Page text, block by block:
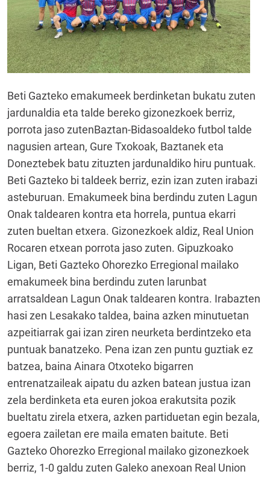
Beti Gazteko emakumeek berdinketan bukatu zuten
jardunaldia eta talde bereko gizonezkoek berriz,
porrota jaso zutenBaztan-Bidasoaldeko futbol talde
nagusien artean, Gure Txokoak, Baztanek eta
Doneztebek batu zituzten jardunaldiko hiru puntuak.
Beti Gazteko bi taldeek berriz, ezin izan zuten irabazi
asteburuan. Emakumeek bina berdindu zuten Lagun
Onak taldearen kontra eta horrela, puntua ekarri
zuten bueltan etxera. Gizonezkoek aldiz, Real Union
Rocaren etxean porrota jaso zuten. Gipuzkoako
Ligan, Beti Gazteko Ohorezko Erregional mailako
emakumeek bina berdindu zuten larunbat
arratsaldean Lagun Onak taldearen kontra. Irabazten
hasi zen Lesakako taldea, baina azken minutuetan
azpeitiarrak gai izan ziren neurketa berdintzeko eta
puntuak banatzeko. Pena izan zen puntu guztiak ez
batzea, baina Ainara Otxoteko bigarren
entrenatzaileak aipatu du azken batean justua izan
zela berdinketa eta euren jokoa erakutsita pozik
bueltatu zirela etxera, azken partiduetan egin bezala,
egoera zailetan ere maila ematen baitute. Beti
Gazteko Ohorezko Erregional mailako gizonezkoek
berriz, 1-0 galdu zuten Galeko anexoan Real Union